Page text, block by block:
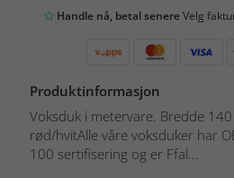
Handle nå, betal senereVelg
Produktinformasjon
Voksduk i metervare. Bredde
rød/hvitAlle våre voksduker har
100 sertifisering og er Ffal...